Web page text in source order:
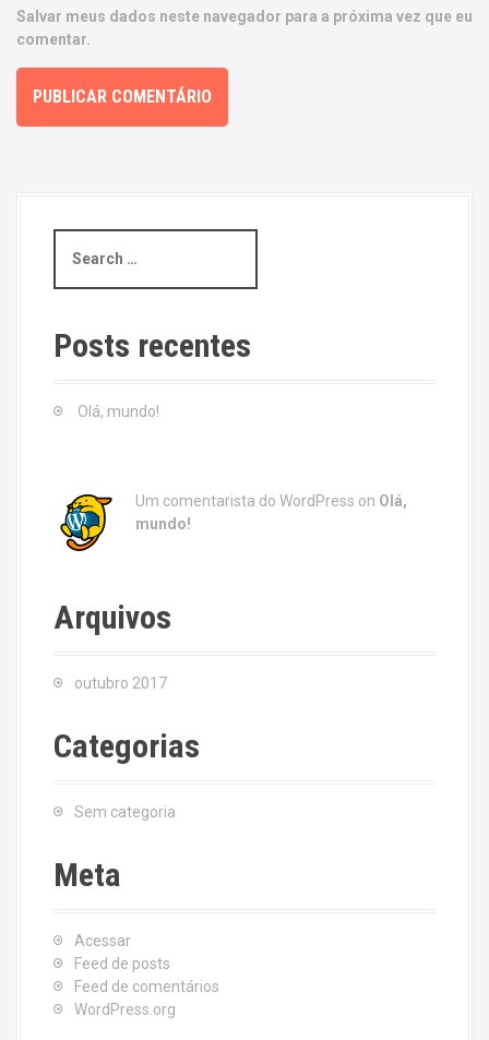
Salvar meus dados neste navegador para a próxima vez que eu
comentar.
a
c
h
Posts recentes
Olá, mundo!
Um comentarista do WordPress on Olá,
mundo!
Arquivos
outubro 2017
Categorias
Sem categoria
Meta
Acessar
Feed de posts
Feed de comentários
WordPress.org